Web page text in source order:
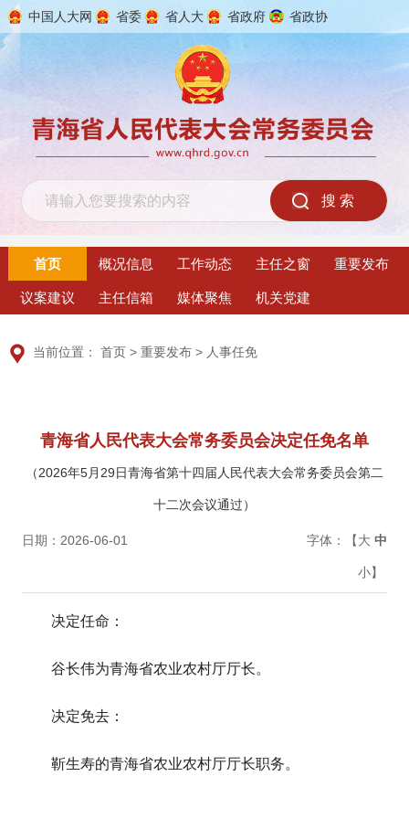
中国人大网 省委 省人大 省政府 省政协
首页 概况信息 工作动态 主任之窗 重要发布
议案建议 主任信箱 媒体聚焦 机关党建
当前位置：首页 >重要发布 > 人事任免
青海省人民代表大会常务委员会决定任免名单
（2026年5月29日青海省第十四届人民代表大会常务委员会第二
十二次会议通过）
日期：2026-06-01 字体：【大 中
小】
决定任命：
谷长伟为青海省农业农村厅厅长。
决定免去：
靳生寿的青海省农业农村厅厅长职务。